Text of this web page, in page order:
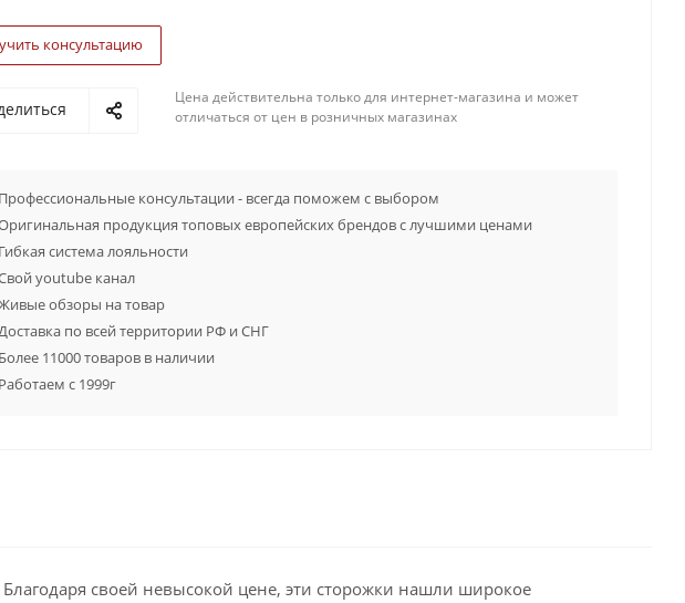
консультацию
Цена действительна только для интернет-магазина и может
отличаться от цен в розничных магазинах
Профессиональные консультации - всегда поможем с выбором
продукция топовых европейских брендов с лучшими ценами
Гибкая система лояльности
youtube канал
обзоры на товар
по всей территории РФ и СНГ
Более 11000 товаров в наличии
Работаем с 1999г
своей невысокой цене, эти сторожки нашли широкое